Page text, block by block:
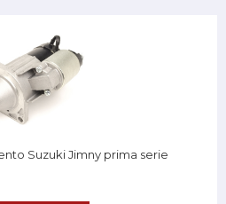
Suzuki Jimny prima serie